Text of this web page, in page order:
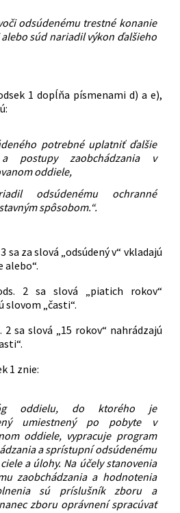
odsúdenému trestné konanie
alebo súd nariadil výkon ďalšieho
1 dopĺňa písmenami d) a e),
potrebné uplatniť ďalšie
postupy zaobchádzania v
oddiele,
odsúdenému ochranné
spôsobom.“.
3 sa za slová „odsúdený v“ vkladajú
alebo“.
2 sa slová „piatich rokov“
slovom „časti“.
2 sa slová „15 rokov“ nahrádzajú
1 znie:
oddielu, do ktorého je
umiestnený po pobyte v
oddiele, vypracuje program
a sprístupní odsúdenému
a úlohy. Na účely stanovenia
zaobchádzania a hodnotenia
sú príslušník zboru a
zboru oprávnení spracúvať